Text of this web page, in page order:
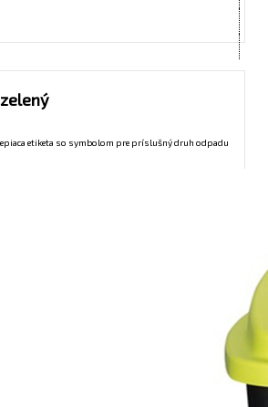
etiketa so symbolom pre príslušný druh odpadu